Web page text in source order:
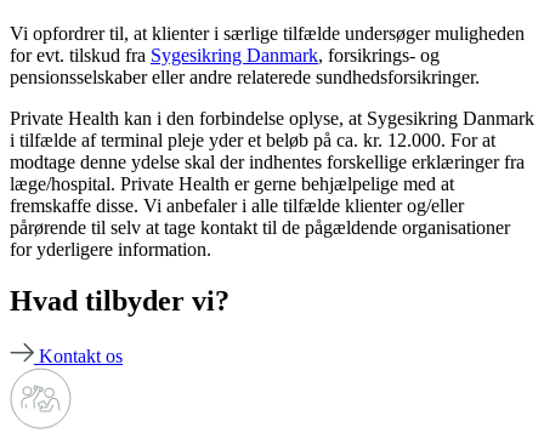
Vi opfordrer til, at klienter i særlige tilfælde undersøger muligheden
for evt. tilskud fra Sygesikring Danmark, forsikrings- og
pensionsselskaber eller andre relaterede sundhedsforsikringer.
Private Health kan i den forbindelse oplyse, at Sygesikring Danmark
i tilfælde af terminal pleje yder et beløb på ca. kr. 12.000. For at
modtage denne ydelse skal der indhentes forskellige erklæringer fra
læge/hospital. Private Health er gerne behjælpelige med at
fremskaffe disse. Vi anbefaler i alle tilfælde klienter og/eller
pårørende til selv at tage kontakt til de pågældende organisationer
for yderligere information.
Hvad tilbyder vi?
Kontakt os